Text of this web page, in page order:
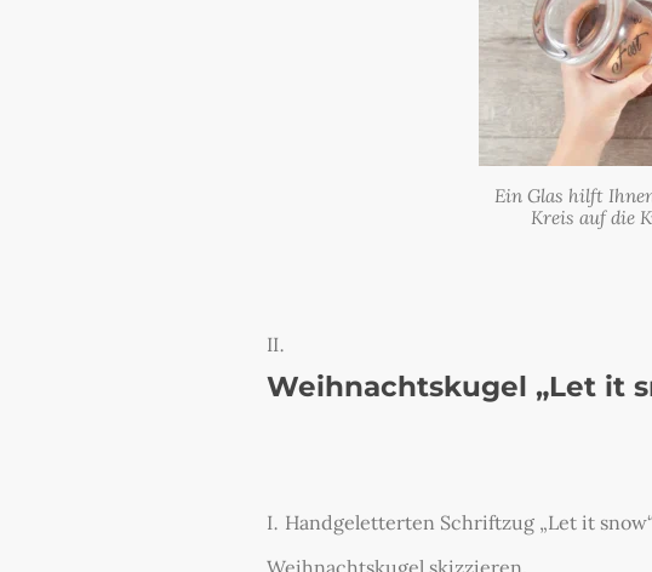
Ein Glas hilft
Kreis auf die
Weihnachtskugel „Let it
Handgeletterten Schriftzug „Let it